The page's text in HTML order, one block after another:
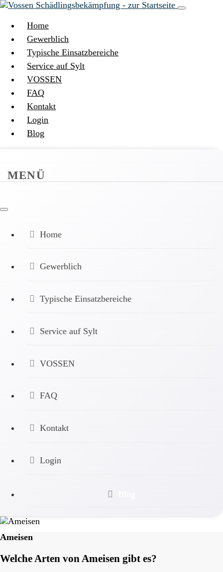
Home
Gewerblich
Typische Einsatzbereiche
Service auf Sylt
VOSSEN
FAQ
Kontakt
Login
Blog
MENÜ
Home
Gewerblich
Typische Einsatzbereiche
Service auf Sylt
VOSSEN
FAQ
Kontakt
Login
Ameisen
Welche Arten von Ameisen gibt es?